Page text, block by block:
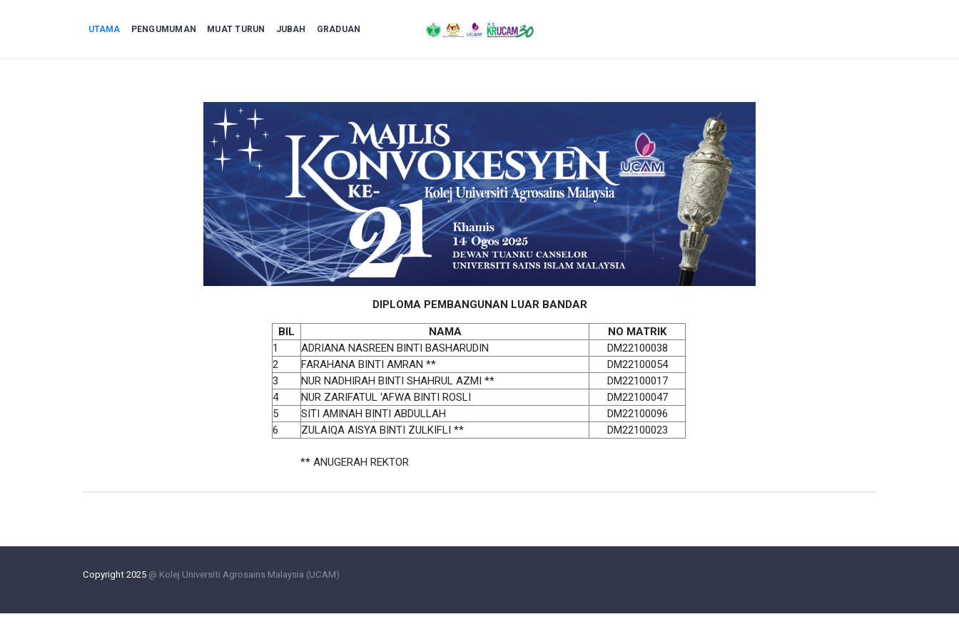
UTAMA PENGUMUMAN MUAT TURUN JUBAH GRADUAN
DIPLOMA PEMBANGUNAN LUAR BANDAR
BIL NAMA
NO MATRIK
1
ADRIANA NASREEN BINTI BASHARUDIN
DM22100038
2
FARAHANA BINTI AMRAN **
DM22100054
3
NUR NADHIRAH BINTI SHAHRUL AZMI **
DM22100017
4
NUR ZARIFATUL 'AFWA BINTI ROSLI
DM22100047
5
SITI AMINAH BINTI ABDULLAH
DM22100096
6
ZULAIQA AISYA BINTI ZULKIFLI ** DM22100023
** ANUGERAH REKTOR
Copyright 2025 @ Kolej Universiti Agrosains Malaysia (UCAM)